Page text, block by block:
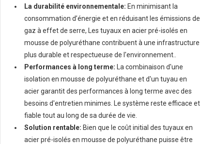
La durabilité environnementale: En minimisant la
consommation d’énergie et en réduisant les émissions de
gaz à effet de serre, Les tuyaux en acier pré-isolés en
mousse de polyuréthane contribuent à une infrastructure
plus durable et respectueuse de l'environnement..
Performances à long terme: La combinaison d'une
isolation en mousse de polyuréthane et d'un tuyau en
acier garantit des performances à long terme avec des
besoins d'entretien minimes. Le système reste efficace et
fiable tout au long de sa durée de vie.
Solution rentable: Bien que le coût initial des tuyaux en
acier pré-isolés en mousse de polyuréthane puisse être